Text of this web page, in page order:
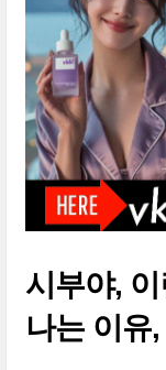
시부야,
나는 이유